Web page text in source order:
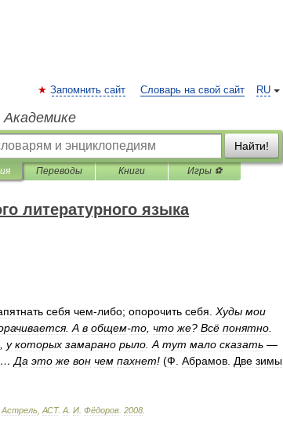
RU
Запомнить сайт Словарь на свой сайт
Академике
Найти!
Переводы Книги Игры ⚽
литературного языка
себя чем-либо; опорочить себя Худы мои
. А в общем-то что же? Всё понятно
у которых замарано рыло А тут мало сказать —
… Да это же вон чем пахнет! (Ф Абрамов Две зимы
Астрель АСТ. А И Фёдоров 2008